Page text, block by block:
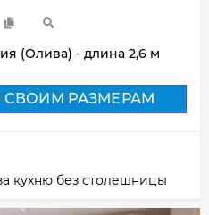
(Олива) - длина 2,6 м
СВОИМ РАЗМЕРАМ
кухню без столешницы